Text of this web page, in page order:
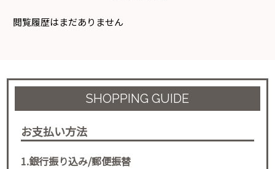
閲覧履歴はまだありません
SHOPPING GUIDE
お支払い方法
1.銀行振り込み/郵便振替